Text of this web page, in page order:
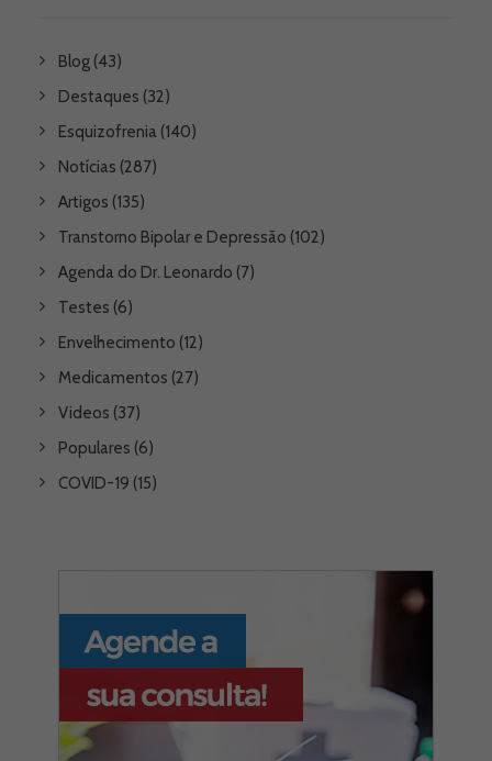
Blog (43)
Destaques (32)
Esquizofrenia (140)
Notícias (287)
Artigos (135)
Transtorno Bipolar e Depressão (102)
Agenda do Dr. Leonardo (7)
Testes (6)
Envelhecimento (12)
Medicamentos (27)
Videos (37)
Populares (6)
COVID-19 (15)